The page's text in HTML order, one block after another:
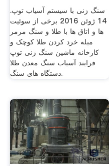
سنگ زنی با سیستم آسیاب توپ.
14 ژوئن 2016 برخی از سوئیت
ها و اتاق ها با طلا و سنگ مرمر
مبله خرد کردن طلا کوچک و
کارخانه ماشین سنگ زنی توپ
فرایند آسیاب سنگ معدن طلا
دستگاه های سنگ.